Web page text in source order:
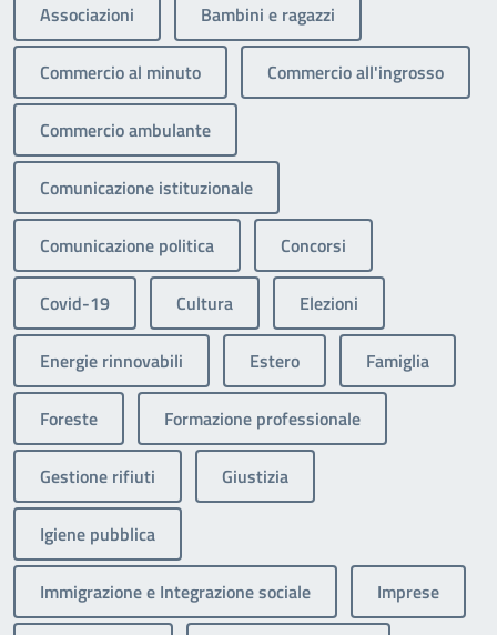
Associazioni Bambini e ragazzi
Commercio al minuto Commercio all'ingrosso
Commercio ambulante
Comunicazione istituzionale
Comunicazione politica Concorsi
Covid-19 Cultura Elezioni
Energie rinnovabili Estero Famiglia
Foreste Formazione professionale
Gestione rifiuti Giustizia
Igiene pubblica
Immigrazione e Integrazione sociale Imprese